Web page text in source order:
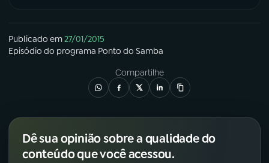
Publicado em27/01/2015
Episódio do programa Ponto do Samba
Compartilhe
Dê sua opinião sobre a qualidade do
conteúdo que você acessou.